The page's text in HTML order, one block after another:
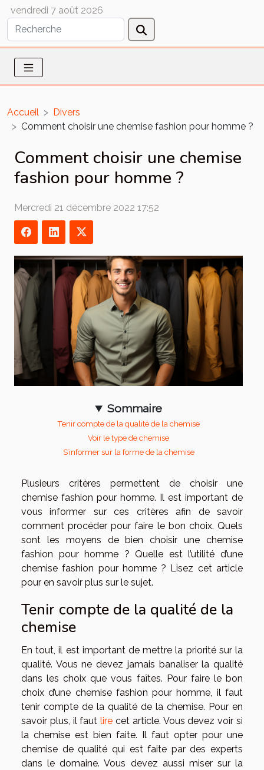
vendredi 7 août 2026
Accueil
Divers
Comment choisir une chemise fashion pour homme ?
Comment choisir une chemise
fashion pour homme ?
Mercredi 21 décembre 2022 17:52
Sommaire
Tenir compte de la qualité de la chemise
Voir le type de chemise
S’informer sur la forme de la chemise
Plusieurs critères permettent de choisir une
chemise fashion pour homme. Il est important de
vous informer sur ces critères afin de savoir
comment procéder pour faire le bon choix. Quels
sont les moyens de bien choisir une chemise
fashion pour homme ? Quelle est l’utilité d’une
chemise fashion pour homme ? Lisez cet article
pour en savoir plus sur le sujet.
Tenir compte de la qualité de la
chemise
En tout, il est important de mettre la priorité sur la
qualité. Vous ne devez jamais banaliser la qualité
dans les choix que vous faîtes. Pour faire le bon
choix d’une chemise fashion pour homme, il faut
tenir compte de la qualité de la chemise. Pour en
savoir plus, il fautlire cet article. Vous devez voir si
la chemise est bien faite. Il faut opter pour une
chemise de qualité qui est faite par des experts
dans le domaine. Vous devez aussi miser sur la